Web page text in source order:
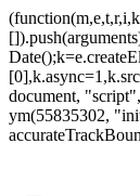
document,
ym(55835302,